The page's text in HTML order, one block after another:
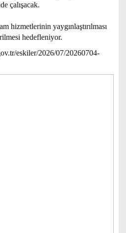
çalışacak.
hizmetlerinin yaygınlaştırılması
hedefleniyor.
eskiler/2026/07/20260704-